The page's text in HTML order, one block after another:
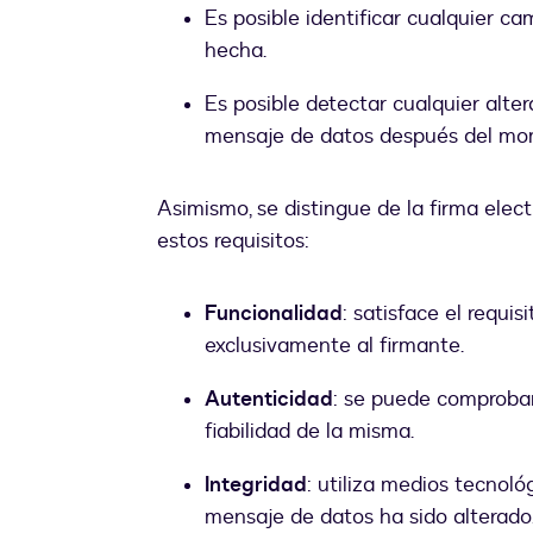
Es posible identificar cualquier
hecha.
Es posible detectar cualquier
mensaje de datos después del
Asimismo, se distingue de la firma
estos requisitos:
Funcionalidad: satisface el
exclusivamente al firmante.
Autenticidad: se puede
fiabilidad de la misma.
Integridad: utiliza medios
mensaje de datos ha sido